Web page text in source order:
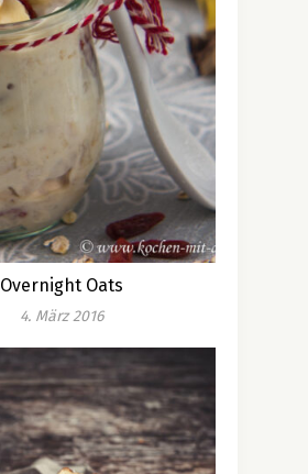
Overnight Oats
4. März 2016